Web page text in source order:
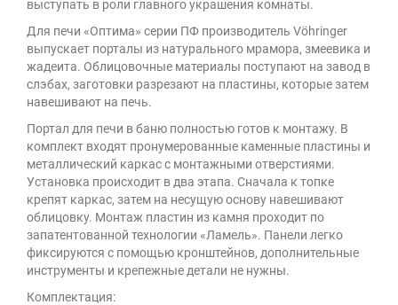
выступать в роли главного украшения комнаты.
Для печи «Оптима» серии ПФ производитель Vöhringer
выпускает порталы из натурального мрамора, змеевика и
жадеита. Облицовочные материалы поступают на завод в
слэбах, заготовки разрезают на пластины, которые затем
навешивают на печь.
Портал для печи в баню полностью готов к монтажу. В
комплект входят пронумерованные каменные пластины и
металлический каркас с монтажными отверстиями.
Установка происходит в два этапа. Сначала к топке
крепят каркас, затем на несущую основу навешивают
облицовку. Монтаж пластин из камня проходит по
запатентованной технологии «Ламель». Панели легко
фиксируются с помощью кронштейнов, дополнительные
инструменты и крепежные детали не нужны.
Комплектация: